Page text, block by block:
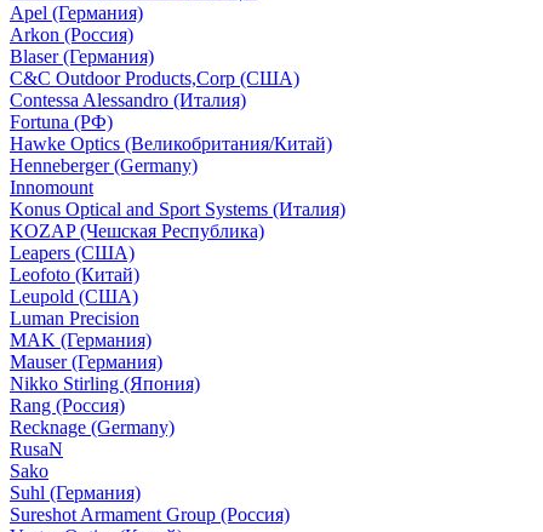
Apel (Германия)
Arkon (Россия)
Blaser (Германия)
C&C Outdoor Products,Corp (США)
Contessa Alessandro (Италия)
Fortuna (РФ)
Hawke Optics (Великобритания/Китай)
Henneberger (Germany)
Innomount
Konus Optical and Sport Systems (Италия)
KOZAP (Чешская Республика)
Leapers (США)
Leofoto (Китай)
Leupold (США)
Luman Precision
MAK (Германия)
Mauser (Германия)
Nikko Stirling (Япония)
Rang (Россия)
Recknage (Germany)
RusaN
Sako
Suhl (Германия)
Sureshot Armament Group (Россия)